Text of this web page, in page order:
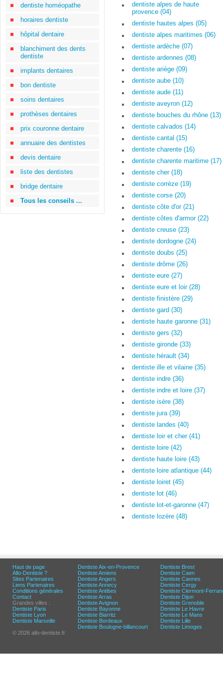
dentiste homéopathe
horaires dentiste
hôpital dentaire
blanchiment des dents
dentiste
implants dentaires
bon dentiste
soins dentaires
prothèses dentaires
prix couronne dentaire
annuaire des dentistes
devis dentaire
liste des dentistes
bridge dentaire
Tous les conseils ...
dentiste alpes de haute
provence (04)
dentiste hautes alpes (05)
dentiste alpes maritimes (06)
dentiste ardèche (07)
dentiste ardennes (08)
dentiste ariège (09)
dentiste aube (10)
dentiste aude (11)
dentiste aveyron (12)
dentiste bouches du rhône (13)
dentiste calvados (14)
dentiste cantal (15)
dentiste charente (16)
dentiste charente maritime (17)
dentiste cher (18)
dentiste corrèze (19)
dentiste corse (20)
dentiste côte d'or (21)
dentiste côtes d'armor (22)
dentiste creuse (23)
dentiste dordogne (24)
dentiste doubs (25)
dentiste drôme (26)
dentiste eure (27)
dentiste eure et loir (28)
dentiste finistère (29)
dentiste gard (30)
dentiste haute garonne (31)
dentiste gers (32)
dentiste gironde (33)
dentiste hérault (34)
dentiste ille et vilaine (35)
dentiste indre (36)
dentiste indre et loire (37)
dentiste isère (38)
dentiste jura (39)
dentiste landes (40)
dentiste loir et cher (41)
dentiste loire (42)
dentiste haute loire (43)
dentiste loire atlantique (44)
dentiste loiret (45)
dentiste lot (46)
dentiste lot-et-garonne (47)
dentiste lozère (48)
Haut de page
Allo-Dentiste ?
Sites Partenaires
Liens Partenaires
Conditions générales
Contact
Grandes villes :
Dentiste Paris
Dentiste Lyon
Dentiste Marseille
© 2026 allo-dentiste.fr
Dentiste Aix-en-Provence
Dentiste Amiens
Dentiste Angers
Dentiste Annecy
Dentiste Antibes
Dentiste Arras
Dentiste Avignon
Dentiste Bayonne
Dentiste Biarritz
Dentiste Bordeaux
Dentiste Boulogne-billancourt
Dentiste Brest
Dentiste Caen
Dentiste Cannes
Dentiste Cergy
Dentiste Clermont-
Dentiste Dijon
Dentiste Grenoble
Dentiste Le Havre
Dentiste Le Mans
Dentiste Lille
Dentiste Limoges